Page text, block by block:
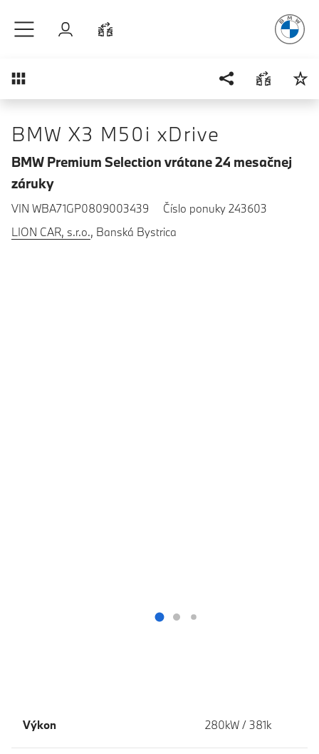
Prihlásenie
Prehľad
BMW X3 M50i xDrive
BMW Premium Selection vrátane 24 mesačnej
záruky
VIN WBA71GP0809003439
Číslo ponuky 243603
LION CAR, s.r.o., Banská Bystrica
Výkon 280kW / 381k